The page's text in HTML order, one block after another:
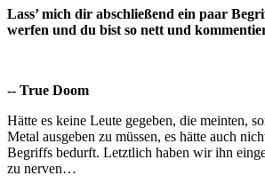
Lass’ mich dir abschließend ein paar
werfen und du bist so nett und
-- True Doom
Hätte es keine Leute gegeben, die meinten,
Metal ausgeben zu müssen, es hätte auch
Begriffs bedurft. Letztlich haben wir ihn
zu nerven…